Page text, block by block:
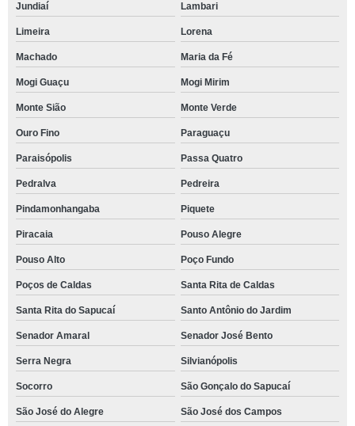
Jundiaí Lambari
Limeira Lorena
Machado Maria da Fé
Mogi Guaçu Mogi Mirim
Monte Sião Monte Verde
Ouro Fino Paraguaçu
Paraisópolis Passa Quatro
Pedralva Pedreira
Pindamonhangaba Piquete
Piracaia Pouso Alegre
Pouso Alto Poço Fundo
Poços de Caldas Santa Rita de Caldas
Santa Rita do Sapucaí Santo Antônio do Jardim
Senador Amaral Senador José Bento
Serra Negra Silvianópolis
Socorro São Gonçalo do Sapucaí
São José do Alegre São José dos Campos